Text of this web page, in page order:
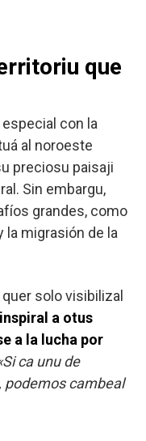
que
con la
al noroeste
preciosu paisaji
Sin embargu,
grandes, como
la migrasión de la
solo visibilizal
inspiral a otus
a la lucha por
ca unu de
podemos cambeal